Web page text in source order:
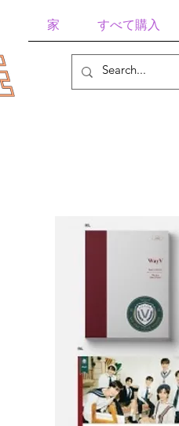
家 すべて購入